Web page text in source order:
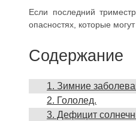
Если последний
опасностях, которые
Содержание
1. Зимние
2. Гололед.
3. Дефицит